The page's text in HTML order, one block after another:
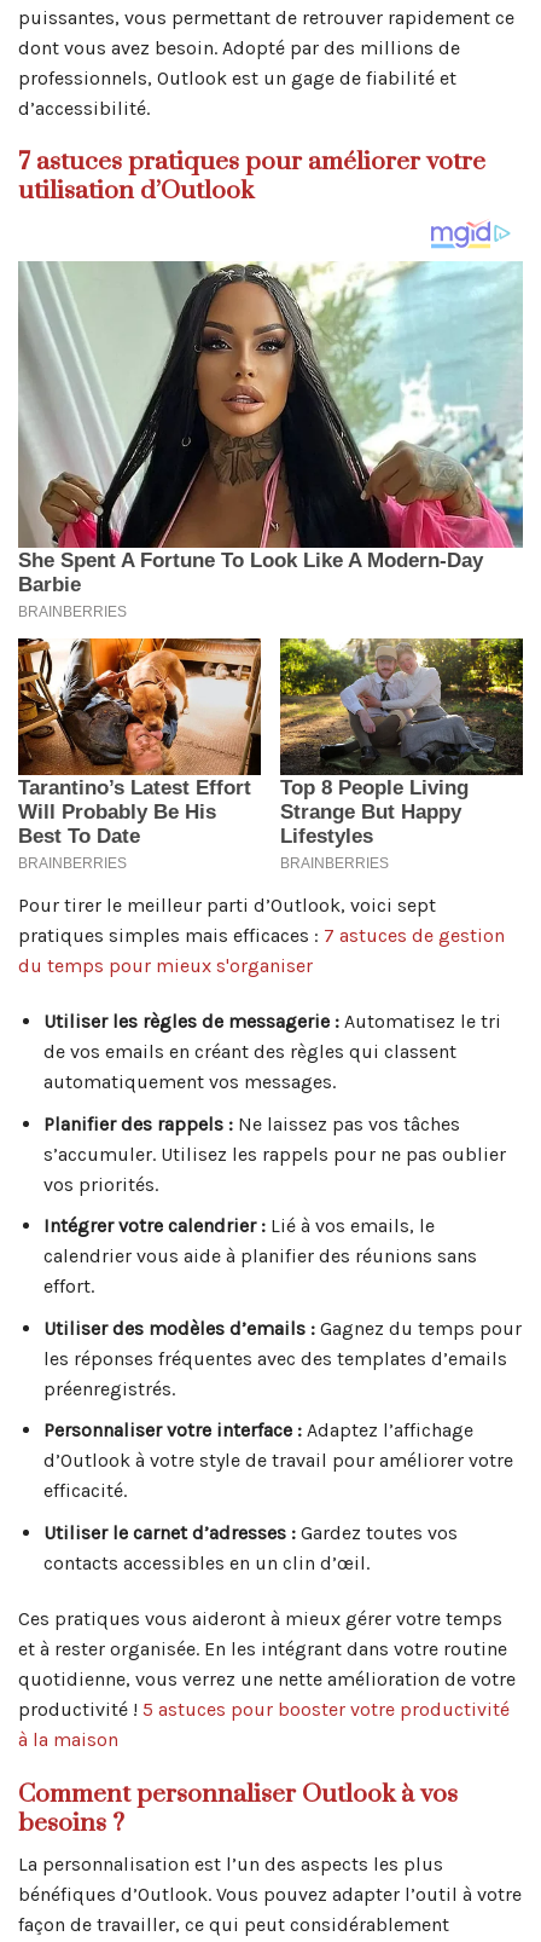
puissantes, vous permettant de retrouver rapidement ce
dont vous avez besoin. Adopté par des millions de
professionnels, Outlook est un gage de fiabilité et
d’accessibilité.
7 astuces pratiques pour améliorer votre
utilisation d’Outlook
Pour tirer le meilleur parti d’Outlook, voici sept
pratiques simples mais efficaces : 7 astuces de gestion
du temps pour mieux s'organiser
Utiliser les règles de messagerie :Automatisez le tri
de vos emails en créant des règles qui classent
automatiquement vos messages.
Planifier des rappels :Ne laissez pas vos tâches
s’accumuler. Utilisez les rappels pour ne pas oublier
vos priorités.
Intégrer votre calendrier :Lié à vos emails, le
calendrier vous aide à planifier des réunions sans
effort.
Utiliser des modèles d’emails :Gagnez du temps pour
les réponses fréquentes avec des templates d’emails
préenregistrés.
Personnaliser votre interface :Adaptez l’affichage
d’Outlook à votre style de travail pour améliorer votre
efficacité.
Utiliser le carnet d’adresses :Gardez toutes vos
contacts accessibles en un clin d’œil.
Ces pratiques vous aideront à mieux gérer votre temps
et à rester organisée. En les intégrant dans votre routine
quotidienne, vous verrez une nette amélioration de votre
productivité ! 5 astuces pour booster votre productivité
à la maison
Comment personnaliser Outlook à vos
besoins ?
La personnalisation est l’un des aspects les plus
bénéfiques d’Outlook. Vous pouvez adapter l’outil à votre
façon de travailler, ce qui peut considérablement